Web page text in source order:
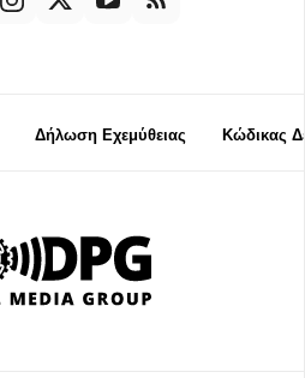
Δήλωση Εχεμύθειας Κώδικας